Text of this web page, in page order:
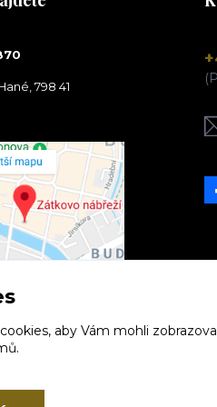
798 41
aby Vám mohli